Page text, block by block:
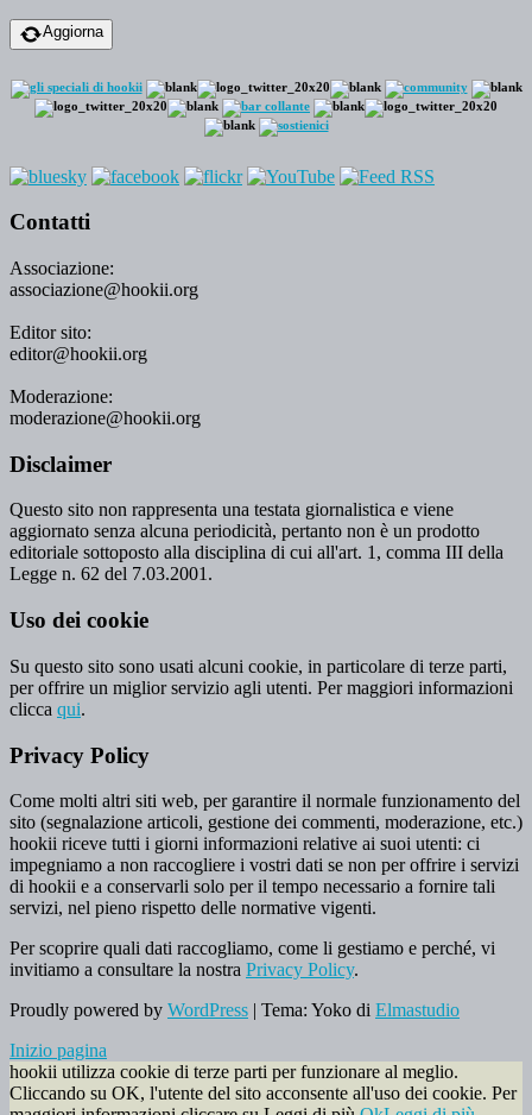
Aggiorna
Contatti
Associazione:
associazione@hookii.org
Editor sito:
editor@hookii.org
Moderazione:
moderazione@hookii.org
Disclaimer
Questo sito non rappresenta una testata giornalistica e viene
aggiornato senza alcuna periodicità, pertanto non è un prodotto
editoriale sottoposto alla disciplina di cui all'art. 1, comma III della
Legge n. 62 del 7.03.2001.
Uso dei cookie
Su questo sito sono usati alcuni cookie, in particolare di terze parti,
per offrire un miglior servizio agli utenti. Per maggiori informazioni
clicca qui.
Privacy Policy
Come molti altri siti web, per garantire il normale funzionamento del
sito (segnalazione articoli, gestione dei commenti, moderazione, etc.)
hookii riceve tutti i giorni informazioni relative ai suoi utenti: ci
impegniamo a non raccogliere i vostri dati se non per offrire i servizi
di hookii e a conservarli solo per il tempo necessario a fornire tali
servizi, nel pieno rispetto delle normative vigenti.
Per scoprire quali dati raccogliamo, come li gestiamo e perché, vi
invitiamo a consultare la nostra Privacy Policy.
Proudly powered by WordPress | Tema: Yoko di Elmastudio
Inizio pagina
hookii utilizza cookie di terze parti per funzionare al meglio.
Cliccando su OK, l'utente del sito acconsente all'uso dei cookie. Per